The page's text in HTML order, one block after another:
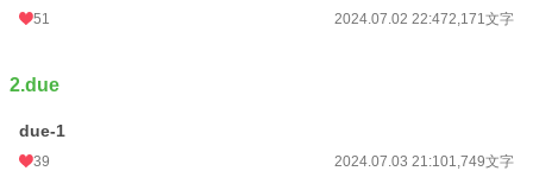
51 2024.07.02 22:472,171文字
2.due
due-1
39 2024.07.03 21:101,749文字